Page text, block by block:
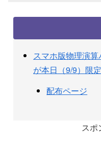
スマホ版物理演算
が本日（9/9）限
配布ページ
スポ